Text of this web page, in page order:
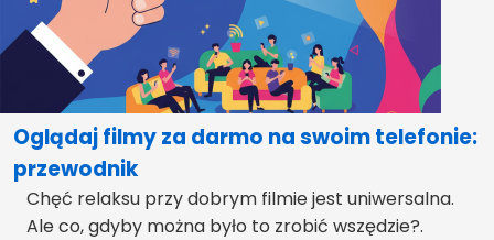
Oglądaj filmy za darmo na swoim telefonie:
przewodnik
Chęć relaksu przy dobrym filmie jest uniwersalna.
Ale co, gdyby można było to zrobić wszędzie?.